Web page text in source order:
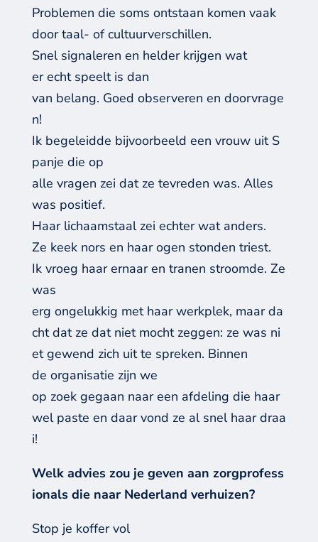
Problemen die soms ontstaan komen vaak
door taal- of cultuurverschillen.
Snel signaleren en helder krijgen wat
er echt speelt is dan
van belang. Goed observeren en doorvrage
n!
Ik begeleidde bijvoorbeeld een vrouw uit S
panje die op
alle vragen zei dat ze tevreden was. Alles
was positief.
Haar lichaamstaal zei echter wat anders.
Ze keek nors en haar ogen stonden triest.
Ik vroeg haar ernaar en tranen stroomde. Ze
was
erg ongelukkig met haar werkplek, maar da
cht dat ze dat niet mocht zeggen: ze was ni
et gewend zich uit te spreken. Binnen
de organisatie zijn we
op zoek gegaan naar een afdeling die haar
wel paste en daar vond ze al snel haar draa
i!
Welk advies zou je geven aan zorgprofess
ionals die naar Nederland verhuizen?
Stop je koffer vol